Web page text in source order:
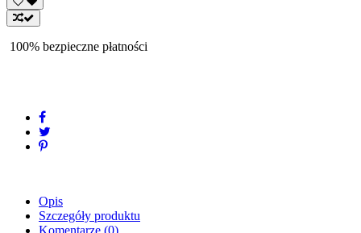
100% bezpieczne płatności
Opis
Szczegóły produktu